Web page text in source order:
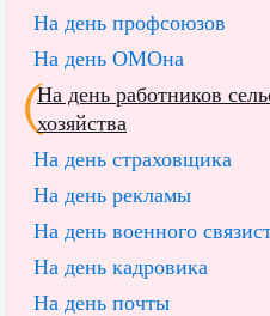
На день профсоюзов
На день ОМОна
На день работников
хозяйства
На день страховщика
На день рекламы
На день военного
На день кадровика
На день почты